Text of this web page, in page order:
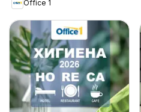
Office 1